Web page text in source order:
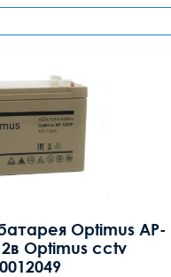
Optimus AP-
Optimus cctv